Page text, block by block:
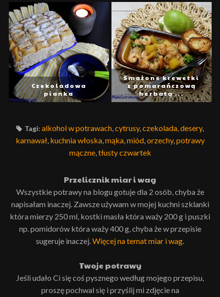
Czekoladowa
pianka
Smażone krewetki
z pomarańczową
herbatą ...
Tagi: alkohol w potrawach,cytrusy,czekolada,desery,
karnawał, kuchnia włoska,mąka,miód,orzechy,potrawy
mączne,tłusty czwartek
Przelicznik miar i wag
Wszystkie potrawy na blogu gotuje dla 2 osób, chyba że
napisałam inaczej. Zawsze używam w mojej kuchni szklanki
która mierzy 250 ml, kostki masła która waży 200 g i puszki
np. pomidorów która waży 400 g, chyba że w przepisie
sugeruje inaczej.Więcej na temat miar i wag.
Twoje potrawy
Jeśli udało Ci się coś pysznego według mojego przepisu,
proszę pochwal się i przyślij mi zdjęcie na